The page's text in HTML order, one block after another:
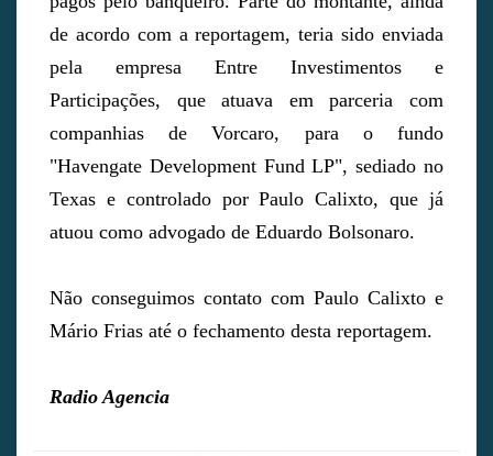
de acordo com a reportagem, teria sido enviada
pela empresa Entre Investimentos e
Participações, que atuava em parceria com
companhias de Vorcaro, para o fundo
"Havengate Development Fund LP", sediado no
Texas e controlado por Paulo Calixto, que já
atuou como advogado de Eduardo Bolsonaro.
Não conseguimos contato com Paulo Calixto e
Mário Frias até o fechamento desta reportagem.
Radio Agencia